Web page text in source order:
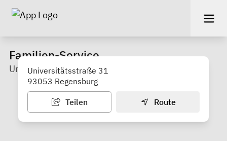
Familien-Service
Universität Regensburg
Universitätsstraße 31
93053 Regensburg
Teilen Route